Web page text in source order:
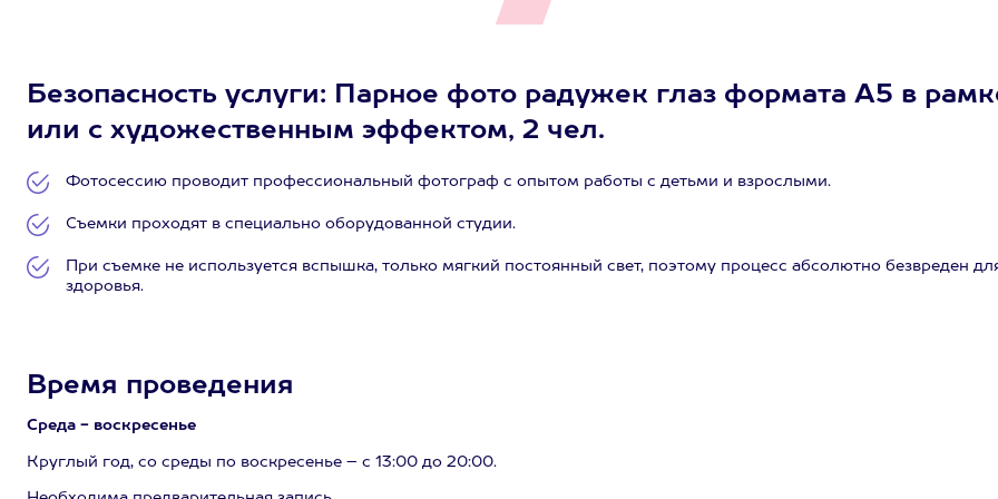
Безопасность услуги: Парное фото радужек глаз формата А5 в
или с художественным эффектом, 2 чел.
Фотосессию проводит профессиональный фотограф с опытом работы с детьми и взрослыми.
Съемки проходят в специально оборудованной студии.
При съемке не используется вспышка, только мягкий постоянный свет, поэтому процесс абсолютно безвреден
здоровья.
Время проведения
Среда - воскресенье
Круглый год, со среды по воскресенье – с 13:00 до 20:00.